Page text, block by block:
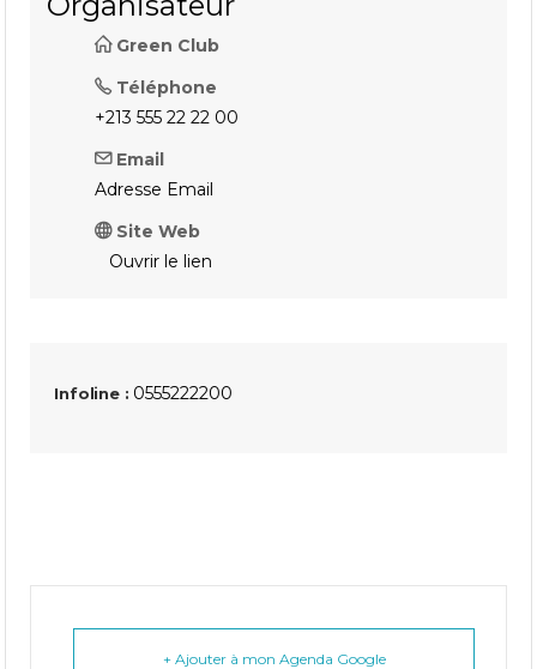
Green Club
Téléphone
+213 555 22 22 00
Email
Adresse Email
Site Web
Ouvrir le lien
Infoline : 0555222200
+ Ajouter à mon Agenda Google